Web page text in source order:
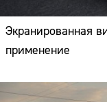
Экранированная
применение